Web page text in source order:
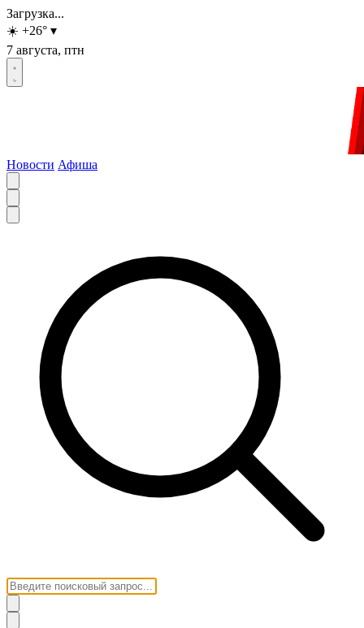
Загрузка...
☀️ +26° ▾
7 августа, птн
Новости Афиша